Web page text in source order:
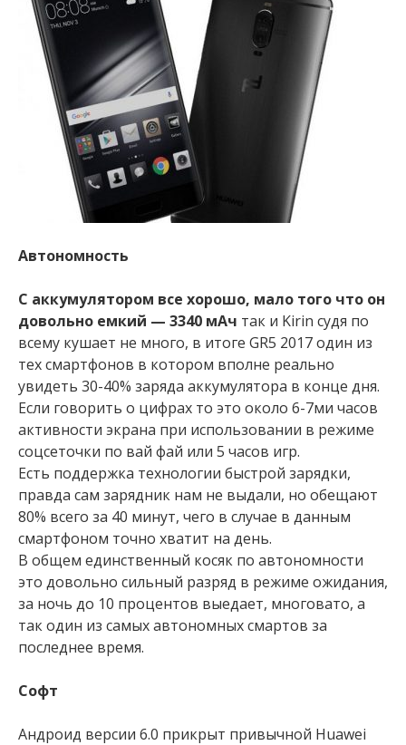
Автономность
С аккумулятором все хорошо, мало того что он
довольно емкий — 3340 мАч так и Kirin судя по
всему кушает не много, в итоге GR5 2017 один из
тех смартфонов в котором вполне реально
увидеть 30-40% заряда аккумулятора в конце дня.
Если говорить о цифрах то это около 6-7ми часов
активности экрана при использовании в режиме
соцсеточки по вай фай или 5 часов игр.
Есть поддержка технологии быстрой зарядки,
правда сам зарядник нам не выдали, но обещают
80% всего за 40 минут, чего в случае в данным
смартфоном точно хватит на день.
В общем единственный косяк по автономности
это довольно сильный разряд в режиме ожидания,
за ночь до 10 процентов выедает, многовато, а
так один из самых автономных смартов за
последнее время.
Софт
Андроид версии 6.0 прикрыт привычной Huawei